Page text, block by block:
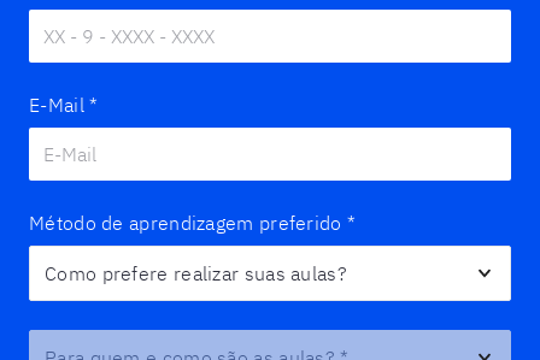
E-Mail *
Método de aprendizagem preferido *